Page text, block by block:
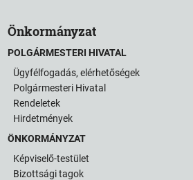
Önkormányzat
POLGÁRMESTERI HIVATAL
Ügyfélfogadás, elérhetőségek
Polgármesteri Hivatal
Rendeletek
Hirdetmények
ÖNKORMÁNYZAT
Képviselő-testület
Bizottsági tagok